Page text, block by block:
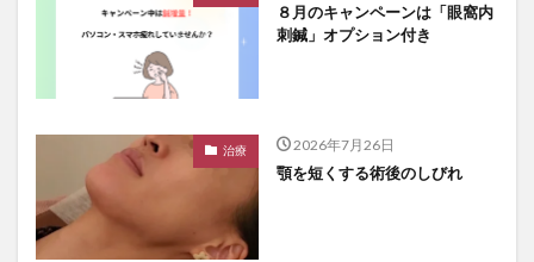
８月のキャンペーンは「眼窩内
刺鍼」オプション付き
治療 2026年7月26日
顎を短くする術後のしびれ